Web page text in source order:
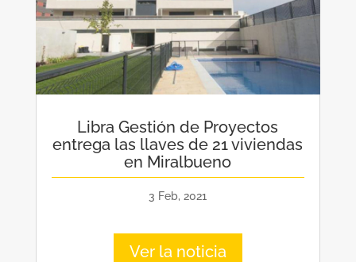
Libra Gestión de Proyectos
entrega las llaves de 21 viviendas
en Miralbueno
3 Feb, 2021
Ver la noticia